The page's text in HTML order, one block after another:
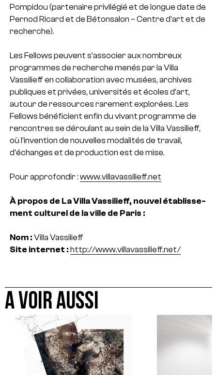
Pompidou (par­te­naire pri­vi­lé­gié et de longue date de
Pernod Ricard et de Bétonsalon – Centre d’art et de
recher­che).
Les Fellows peu­vent s’asso­cier aux nom­breux
programmes de recherche menés par la Villa
Vassilieff en col­la­bo­ra­tion avec musées, archi­ves
publi­ques et pri­vées, uni­ver­si­tés et écoles d’art,
autour de res­sour­ces rare­ment explo­rées. Les
Fellows béné­fi­cient enfin du vivant pro­gramme de
rencontres se dérou­lant au sein de la Villa Vassilieff,
où l’inven­tion de nou­vel­les moda­li­tés de tra­vail,
d’échan­ges et de pro­duc­tion est de mise.
Pour approfondir : www.villavassilieff.net
À propos de La Villa Vassilieff, nouvel éta­blis­se­
ment cultu­rel de la ville de Paris :
Nom : Villa Vassilieff
Site internet : http://www.villavassilieff.net/
A VOIR AUSSI